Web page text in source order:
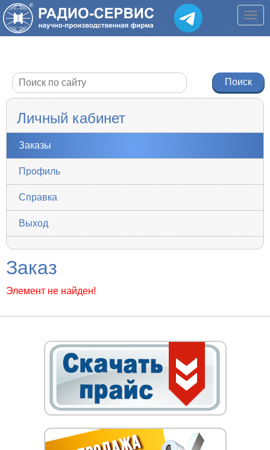
Личный кабинет
Заказы
Профиль
Справка
Выход
Заказ
Элемент не найден!